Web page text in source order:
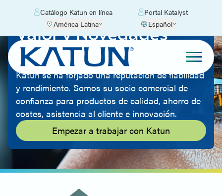
Catálogo Katun en línea
Portal Katalyst
América Latina
Español
Valor y Novedades
Con décadas de experiencia en la industria de
consumibles para la reproducción de imágenes,
Katun se ha forjado una reputación de fiabilidad
y rendimiento. Somos su socio comercial de
confianza para productos de calidad, ahorro de
costes, asistencia al cliente e innovación.
Empezar a trabajar con Katun